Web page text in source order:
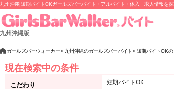
九州沖縄|短期バイトOKガールズバーバイト・アルバイト・体入・求人情報を探
九州沖縄版
ガールズバーウォーカー 九州沖縄のガールズバーバイト 短期バイトOKの
現在検索中の条件
こだわり 短期バイトOK